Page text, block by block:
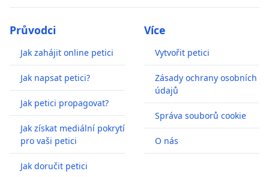
Průvodci
Jak zahájit online petici
Jak napsat petici?
Jak petici propagovat?
Jak získat mediální pokrytí
pro vaši petici
Jak doručit petici
Více
Vytvořit petici
Zásady ochrany osobních
údajů
Správa souborů cookie
O nás